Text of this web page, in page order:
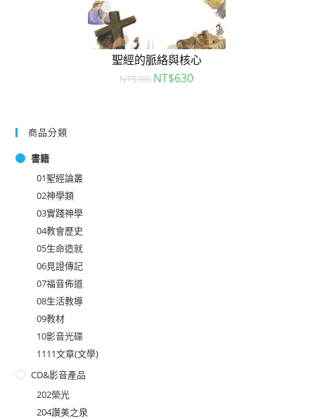
聖經的脈絡與核心
NT$700 NT$630
商品分類
書籍
01聖經論叢
02神學類
03實踐神學
04教會歷史
05生命造就
06見證傳記
07福音佈道
08生活教導
09教材
10影音光碟
1111文章(文學)
CD&影音產品
202榮光
204讚美之泉